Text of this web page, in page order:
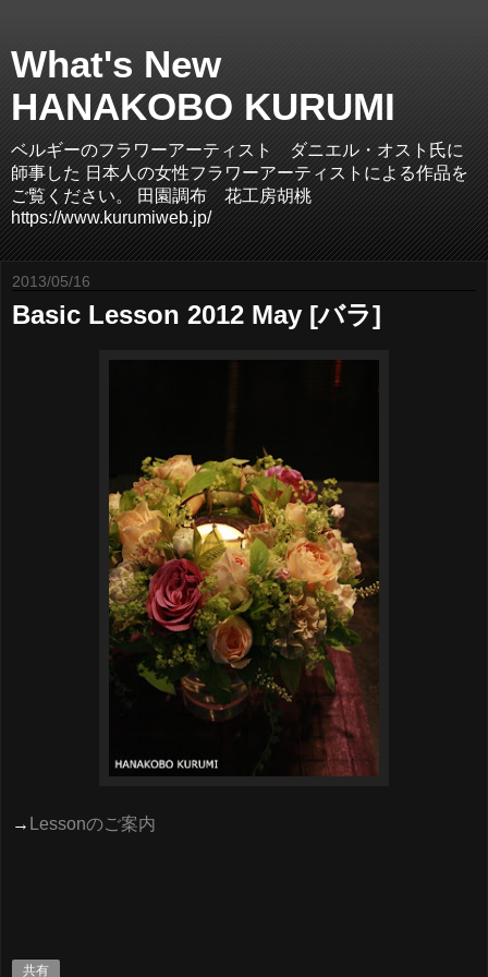
What's New
HANAKOBO KURUMI
ベルギーのフラワーアーティスト ダニエル・オスト氏に
師事した 日本人の女性フラワーアーティストによる作品を
ご覧ください。 田園調布 花工房胡桃
https://www.kurumiweb.jp/
2013/05/16
Basic Lesson 2012 May [バラ]
→ Lessonのご案内
共有